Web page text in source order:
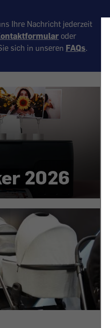
Ihre Nachricht jederzeit
oder
sich in unseren FAQs.
2026